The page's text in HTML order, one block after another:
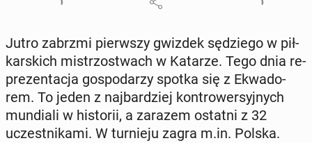
Jutro zabrzmi pierw­szy gwizdek sę­dzie­go w pił­
kar­skich mi­strzo­stwach w Katarze. Tego dnia re­
pre­zen­ta­cja go­spo­da­rzy spotka się z Ekwa­do­
rem. To jeden z naj­bar­dziej kon­tro­wer­syj­nych
mun­dia­li w hi­sto­rii, a zarazem ostatni z 32
uczest­ni­ka­mi. W tur­nie­ju zagra m.in. Polska.